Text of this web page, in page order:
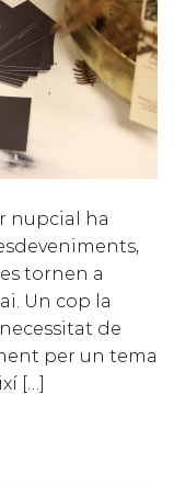
nupcial ha
tornen a
Un cop la
de
per un tema
[…]